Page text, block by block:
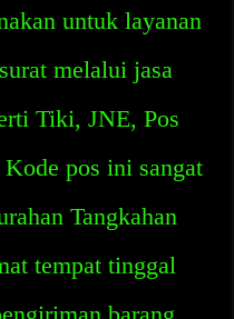
untuk layanan
melalui jasa
Tiki, JNE, Pos
pos ini sangat
Tangkahan
tempat tinggal